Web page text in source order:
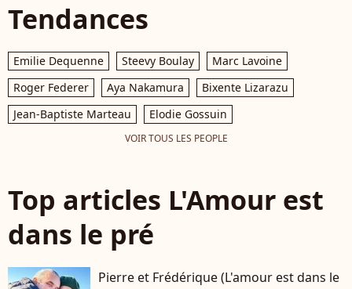
Tendances
Emilie Dequenne Steevy Boulay
Marc Lavoine
Roger Federer
Aya Nakamura
Bixente Lizarazu
Jean-Baptiste Marteau
Elodie Gossuin
VOIR TOUS LES PEOPLE
Top articles L'Amour est
dans le pré
Pierre et Frédérique (L'amour est dans le